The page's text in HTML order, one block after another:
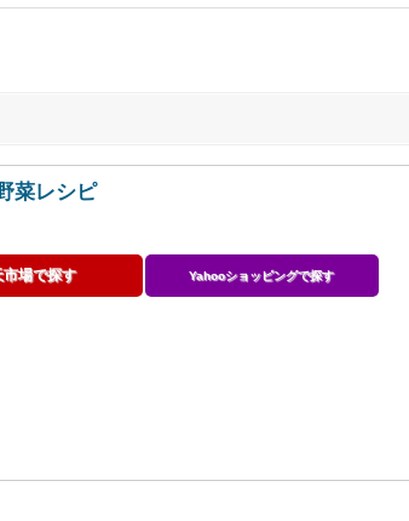
菜レシピ
市場で探す Yahooショッピングで探す